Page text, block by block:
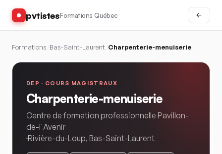
pvtistesFormations Québec
Formations Bas-Saint-Laurent Charpenterie-menuiserie
DEP · COURS MAGISTRAUX
Charpenterie-menuiserie
Centre de formation professionnelle Pavillon-
de-l'Avenir
Rivière-du-Loup, Bas-Saint-Laurent